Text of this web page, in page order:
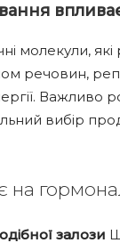
молекули,
речовин,
Важливо
вибір
на
залози